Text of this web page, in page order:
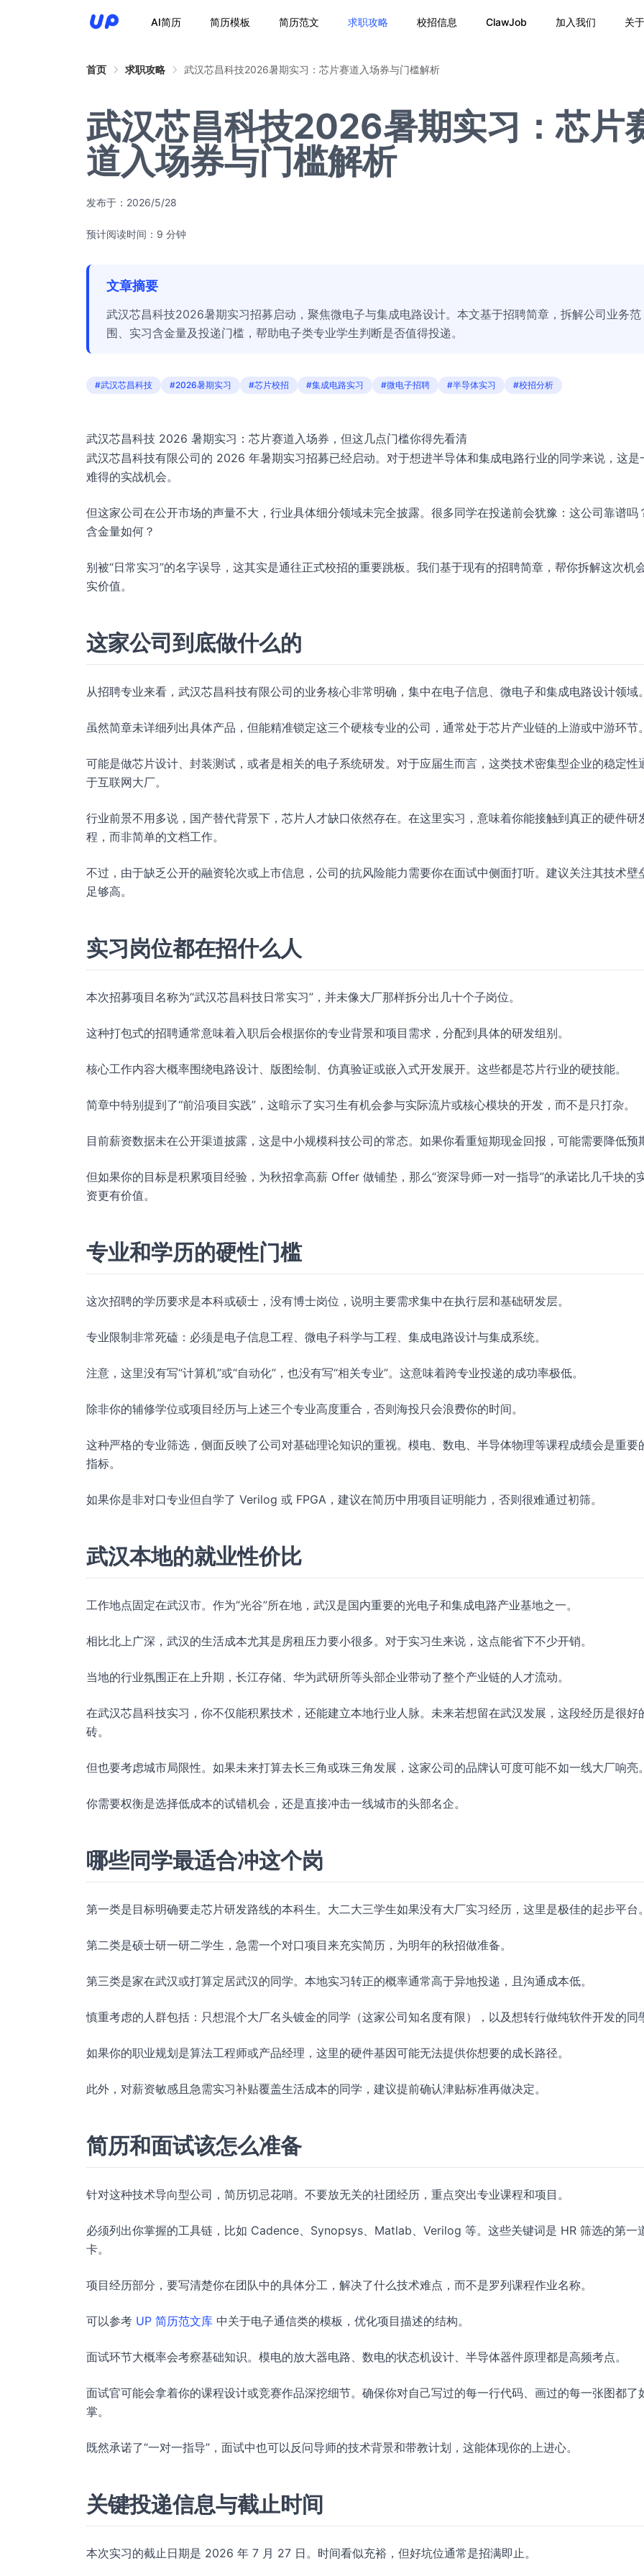
AI简历 简历模板 简历范文 求职攻略 校招信息 ClawJob 加入我们 关
首页 求职攻略 武汉芯昌科技2026暑期实习：芯片赛道入场券与门槛解析
武汉芯昌科技2026暑期实习：芯片
道入场券与门槛解析
发布于： 2026/5/28
预计阅读时间：9 分钟
文章摘要
武汉芯昌科技2026暑期实习招募启动，聚焦微电子与集成电路设计。本文基于招聘简章，拆解公司业务范
围、实习含金量及投递门槛，帮助电子类专业学生判断是否值得投递。
#武汉芯昌科技 #2026暑期实习 #芯片校招 #集成电路实习 #微电子招聘 #半导体实习 #校招分析
武汉芯昌科技 2026 暑期实习：芯片赛道入场券，但这几点门槛你得先看清
武汉芯昌科技有限公司的 2026 年暑期实习招募已经启动。对于想进半导体和集成电路行业的同学来说，这是
难得的实战机会。
但这家公司在公开市场的声量不大，行业具体细分领域未完全披露。很多同学在投递前会犹豫：这公司靠谱吗
含金量如何？
别被“日常实习”的名字误导，这其实是通往正式校招的重要跳板。我们基于现有的招聘简章，帮你拆解这次机
实价值。
这家公司到底做什么的
从招聘专业来看，武汉芯昌科技有限公司的业务核心非常明确，集中在电子信息、微电子和集成电路设计领域
虽然简章未详细列出具体产品，但能精准锁定这三个硬核专业的公司，通常处于芯片产业链的上游或中游环节
可能是做芯片设计、封装测试，或者是相关的电子系统研发。对于应届生而言，这类技术密集型企业的稳定性
于互联网大厂。
行业前景不用多说，国产替代背景下，芯片人才缺口依然存在。在这里实习，意味着你能接触到真正的硬件研
程，而非简单的文档工作。
不过，由于缺乏公开的融资轮次或上市信息，公司的抗风险能力需要你在面试中侧面打听。建议关注其技术壁
足够高。
实习岗位都在招什么人
本次招募项目名称为“武汉芯昌科技日常实习”，并未像大厂那样拆分出几十个子岗位。
这种打包式的招聘通常意味着入职后会根据你的专业背景和项目需求，分配到具体的研发组别。
核心工作内容大概率围绕电路设计、版图绘制、仿真验证或嵌入式开发展开。这些都是芯片行业的硬技能。
简章中特别提到了“前沿项目实践”，这暗示了实习生有机会参与实际流片或核心模块的开发，而不是只打杂。
目前薪资数据未在公开渠道披露，这是中小规模科技公司的常态。如果你看重短期现金回报，可能需要降低预
但如果你的目标是积累项目经验，为秋招拿高薪 Offer 做铺垫，那么“资深导师一对一指导”的承诺比几千块的
资更有价值。
专业和学历的硬性门槛
这次招聘的学历要求是本科或硕士，没有博士岗位，说明主要需求集中在执行层和基础研发层。
专业限制非常死磕：必须是电子信息工程、微电子科学与工程、集成电路设计与集成系统。
注意，这里没有写“计算机”或“自动化”，也没有写“相关专业”。这意味着跨专业投递的成功率极低。
除非你的辅修学位或项目经历与上述三个专业高度重合，否则海投只会浪费你的时间。
这种严格的专业筛选，侧面反映了公司对基础理论知识的重视。模电、数电、半导体物理等课程成绩会是重要
指标。
如果你是非对口专业但自学了 Verilog 或 FPGA，建议在简历中用项目证明能力，否则很难通过初筛。
武汉本地的就业性价比
工作地点固定在武汉市。作为“光谷”所在地，武汉是国内重要的光电子和集成电路产业基地之一。
相比北上广深，武汉的生活成本尤其是房租压力要小很多。对于实习生来说，这点能省下不少开销。
当地的行业氛围正在上升期，长江存储、华为武研所等头部企业带动了整个产业链的人才流动。
在武汉芯昌科技实习，你不仅能积累技术，还能建立本地行业人脉。未来若想留在武汉发展，这段经历是很好
砖。
但也要考虑城市局限性。如果未来打算去长三角或珠三角发展，这家公司的品牌认可度可能不如一线大厂响亮
你需要权衡是选择低成本的试错机会，还是直接冲击一线城市的头部名企。
哪些同学最适合冲这个岗
第一类是目标明确要走芯片研发路线的本科生。大二大三学生如果没有大厂实习经历，这里是极佳的起步平台
第二类是硕士研一研二学生，急需一个对口项目来充实简历，为明年的秋招做准备。
第三类是家在武汉或打算定居武汉的同学。本地实习转正的概率通常高于异地投递，且沟通成本低。
慎重考虑的人群包括：只想混个大厂名头镀金的同学（这家公司知名度有限），以及想转行做纯软件开发的同
如果你的职业规划是算法工程师或产品经理，这里的硬件基因可能无法提供你想要的成长路径。
此外，对薪资敏感且急需实习补贴覆盖生活成本的同学，建议提前确认津贴标准再做决定。
简历和面试该怎么准备
针对这种技术导向型公司，简历切忌花哨。不要放无关的社团经历，重点突出专业课程和项目。
必须列出你掌握的工具链，比如 Cadence、Synopsys、Matlab、Verilog 等。这些关键词是 HR 筛选的第一
卡。
项目经历部分，要写清楚你在团队中的具体分工，解决了什么技术难点，而不是罗列课程作业名称。
可以参考 UP 简历范文库 中关于电子通信类的模板，优化项目描述的结构。
面试环节大概率会考察基础知识。模电的放大器电路、数电的状态机设计、半导体器件原理都是高频考点。
面试官可能会拿着你的课程设计或竞赛作品深挖细节。确保你对自己写过的每一行代码、画过的每一张图都了
掌。
既然承诺了“一对一指导”，面试中也可以反问导师的技术背景和带教计划，这能体现你的上进心。
关键投递信息与截止时间
本次实习的截止日期是 2026 年 7 月 27 日。时间看似充裕，但好坑位通常是招满即止。